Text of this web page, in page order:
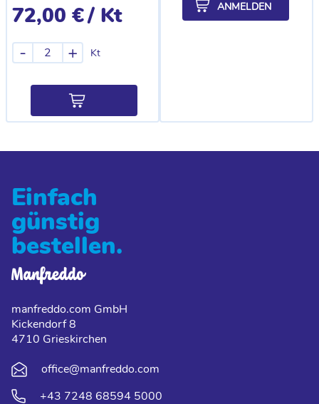
72,00 €/ Kt
Kt
- +
ANMELDEN
Einfach
günstig
bestellen.
manfreddo.com GmbH
Kickendorf 8
4710 Grieskirchen
office@manfreddo.com
+43 7248 68594 5000